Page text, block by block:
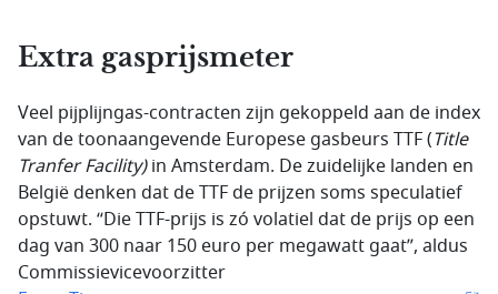
Extra gasprijsmeter
Veel pijplijngas-contracten zijn gekoppeld aan de index
van de toonaangevende Europese gasbeurs TTF (Title
Tranfer Facility)in Amsterdam. De zuidelijke landen en
België denken dat de TTF de prijzen soms speculatief
opstuwt. “Die TTF-prijs is zó volatiel dat de prijs op een
dag van 300 naar 150 euro per megawatt gaat”, aldus
Commissievicevoorzitter